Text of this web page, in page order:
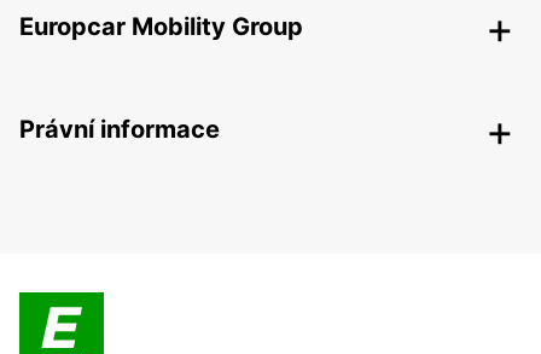
Europcar Mobility Group
Právní informace